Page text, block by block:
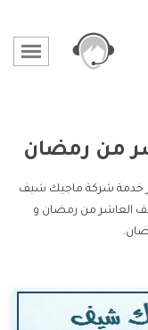
من رمضان
خدمة شركة ماجيك شيف
العاشر من رمضان و